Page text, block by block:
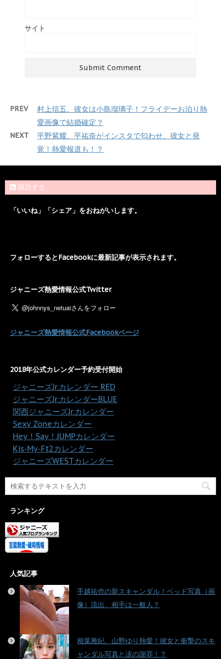
サイト
PREV
村上信五、彼女は小島瑠璃子！フライデーお泊り熱
愛画像で結婚確定？
NEXT
平野紫耀、平祐奈がインスタで匂わせ、彼女と発
覚！熱愛報道も！？
購読する
「いいね」「シェア」をおねがいします。
フォローするとFacebookに最新記事が表示されます。
ジャニーズ熱愛情報公式Twitter
ジャニーズ熱愛情報公式Facebookページ
2018年公式カレンダー予約受付開始
ジャニーズJr.カレンダー RED
ジャニーズJr.カレンダーBLUE
関西ジャニーズJr.カレンダー
Sexy Zoneカレンダー
Hey！Say！JUMPカレンダー
Kis-My-Ft2カレンダー
ジャニーズWESTカレンダー
ランキング
人気記事
手越祐也の新スキャンダル！ベッド写真（画
像）流出、相手は一般人？
相葉雅紀、山野ゆり熱愛！彼女と衝撃のスキ
ャンダル写真と涙の謝罪！？